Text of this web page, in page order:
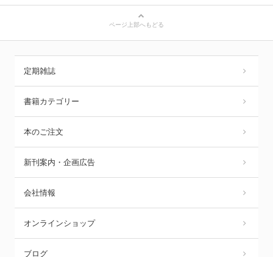
ページ上部へもどる
定期雑誌
書籍カテゴリー
本のご注文
新刊案内・企画広告
会社情報
オンラインショップ
ブログ